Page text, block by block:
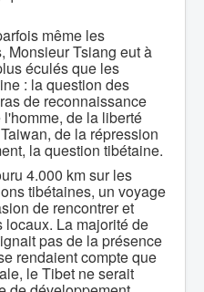
même les
Monsieur Tsiang eut à
éculés que les
: la question des
de reconnaissance
de la liberté
de la répression
la question tibétaine.
4.000 km sur les
tibétaines, un voyage
de rencontrer et
La majorité de
pas de la présence
rendaient compte que
le Tibet ne serait